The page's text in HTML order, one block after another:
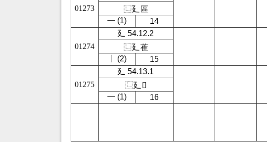
01273
⿺廴
區
㇐ (1)
14
01274
廴 54.12.2
⿺廴 萑
㇑ (2)
15
01275
廴 54.13.1
⿺廴
𣕃
㇐ (1)
16